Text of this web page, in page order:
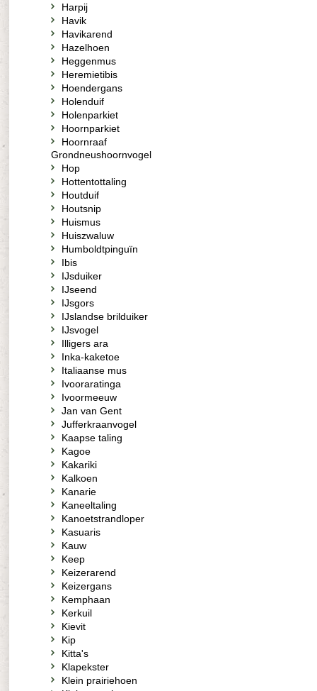
Harpij
Havik
Havikarend
Hazelhoen
Heggenmus
Heremietibis
Hoendergans
Holenduif
Holenparkiet
Hoornparkiet
Hoornraaf
Grondneushoornvogel
Hop
Hottentottaling
Houtduif
Houtsnip
Huismus
Huiszwaluw
Humboldtpinguïn
Ibis
IJsduiker
IJseend
IJsgors
IJslandse brilduiker
IJsvogel
Illigers ara
Inka-kaketoe
Italiaanse mus
Ivooraratinga
Ivoormeeuw
Jan van Gent
Jufferkraanvogel
Kaapse taling
Kagoe
Kakariki
Kalkoen
Kanarie
Kaneeltaling
Kanoetstrandloper
Kasuaris
Kauw
Keep
Keizerarend
Keizergans
Kemphaan
Kerkuil
Kievit
Kip
Kitta's
Klapekster
Klein prairiehoen